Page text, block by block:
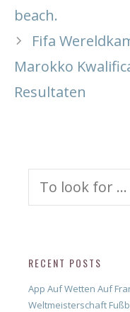
beach.
Fifa
Marokko
Resultaten
RECENT POSTS
App Auf Wetten Auf
Weltmeisterschaft